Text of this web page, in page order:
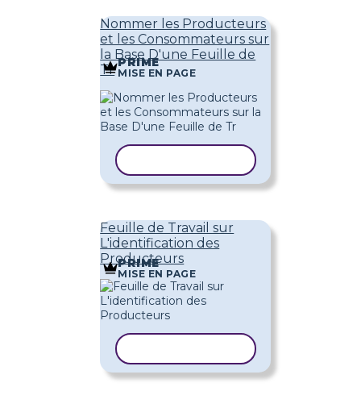
Nommer les Producteurs
et les Consommateurs sur
la Base D'une Feuille de
Tr
PRIME
MISE EN PAGE
Feuille de Travail sur
L'identification des
Producteurs
PRIME
MISE EN PAGE